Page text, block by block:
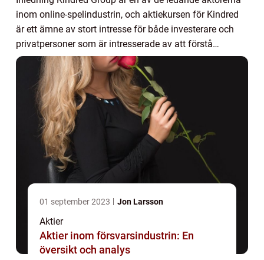
inom online-spelindustrin, och aktiekursen för Kindred
är ett ämne av stort intresse för både investerare och
privatpersoner som är intresserade av att förstå
marknaden och potentiella investering...
01 september 2023 Jon Larsson
Aktier
Aktier inom försvarsindustrin: En
översikt och analys